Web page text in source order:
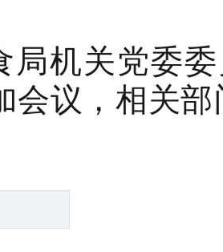
局机关党委
会议，相关